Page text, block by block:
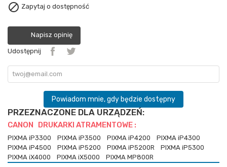
 Zapytaj o dostępność
Napisz opinię
Udostępnij
Powiadom mnie, gdy będzie dostępny
PRZEZNACZONE DLA URZĄDZEŃ:
CANON DRUKARKI ATRAMENTOWE :
PIXMA iP3300 PIXMA iP3500 PIXMA iP4200
PIXMA iP4300
PIXMA iP4500
PIXMA iP5200 PIXMA iP5200R
PIXMA iP5300
PIXMA iX4000
PIXMA iX5000 PIXMA MP800R